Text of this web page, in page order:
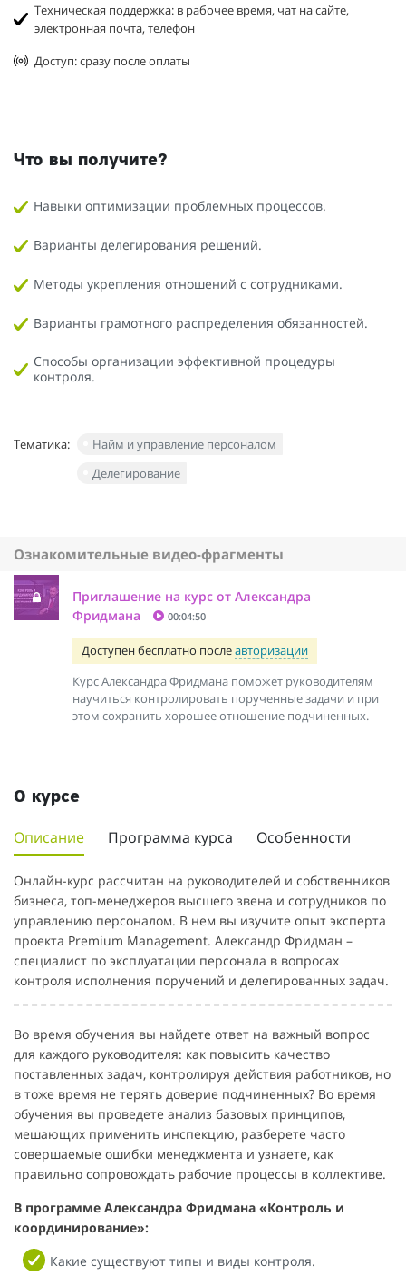
Техническая поддержка: в рабочее время, чат на сайте,
электронная почта, телефон
Доступ: сразу после оплаты
Что вы получите?
Навыки оптимизации проблемных процессов.
Варианты делегирования решений.
Методы укрепления отношений с сотрудниками.
Варианты грамотного распределения обязанностей.
Способы организации эффективной процедуры
контроля.
Тематика:
Найм и управление персоналом
Делегирование
Ознакомительные видео-фрагменты
Приглашение на курс от Александра
Фридмана
00:04:50
Доступен бесплатно послеавторизации
Курс Александра Фридмана поможет руководителям
научиться контролировать порученные задачи и при
этом сохранить хорошее отношение подчиненных.
О курсе
Описание Программа курса Особенности
Онлайн-курс рассчитан на руководителей и собственников
бизнеса, топ-менеджеров высшего звена и сотрудников по
управлению персоналом. В нем вы изучите опыт эксперта
проекта Premium Management. Александр Фридман –
специалист по эксплуатации персонала в вопросах
контроля исполнения поручений и делегированных задач.
Во время обучения вы найдете ответ на важный вопрос
для каждого руководителя: как повысить качество
поставленных задач, контролируя действия работников, но
в тоже время не терять доверие подчиненных? Во время
обучения вы проведете анализ базовых принципов,
мешающих применить инспекцию, разберете часто
совершаемые ошибки менеджмента и узнаете, как
правильно сопровождать рабочие процессы в коллективе.
В программе Александра Фридмана «Контроль и
координирование»:
Какие существуют типы и виды контроля.